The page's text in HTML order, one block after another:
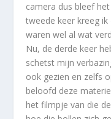
camera dus bleef
tweede keer kreeg
waren wel al wat
Nu, de derde keer
schetst mijn
ook gezien en zelfs
beloofd deze
het filmpje van die